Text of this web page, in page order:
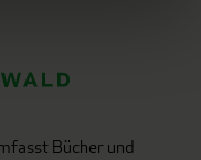
Bücher und